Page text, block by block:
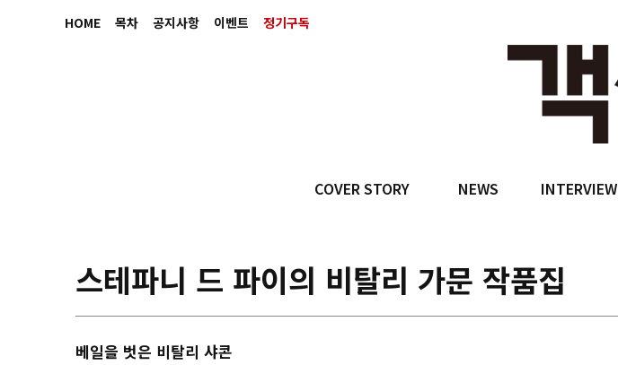
HOME 목차 공지사항 이벤트 정기구독
COVER STORY NEWS INTERVIEW
스테파니 드 파이의 비탈리 가문 작품집
베일을 벗은 비탈리 샤콘